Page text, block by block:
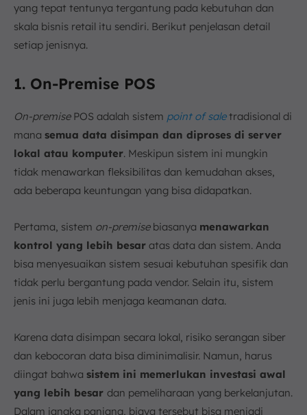
yang tepat tentunya tergantung pada kebutuhan dan
skala bisnis retail itu sendiri. Berikut penjelasan detail
setiap jenisnya.
1. On-Premise POS
On-premisePOS adalah sistem point of saletradisional di
mana semua data disimpan dan diproses di server
lokal atau komputer. Meskipun sistem ini mungkin
tidak menawarkan fleksibilitas dan kemudahan akses,
ada beberapa keuntungan yang bisa didapatkan.
Pertama, sistem on-premisebiasanya menawarkan
kontrol yang lebih besar atas data dan sistem. Anda
bisa menyesuaikan sistem sesuai kebutuhan spesifik dan
tidak perlu bergantung pada vendor. Selain itu, sistem
jenis ini juga lebih menjaga keamanan data.
Karena data disimpan secara lokal, risiko serangan siber
dan kebocoran data bisa diminimalisir. Namun, harus
diingat bahwa sistem ini memerlukan investasi awal
yang lebih besar dan pemeliharaan yang berkelanjutan.
Dalam jangka panjang, biaya tersebut bisa menjadi